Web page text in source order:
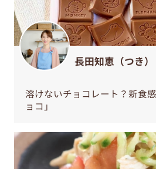
長田知恵（つき）
溶けないチョコレート？新食
ョコ」